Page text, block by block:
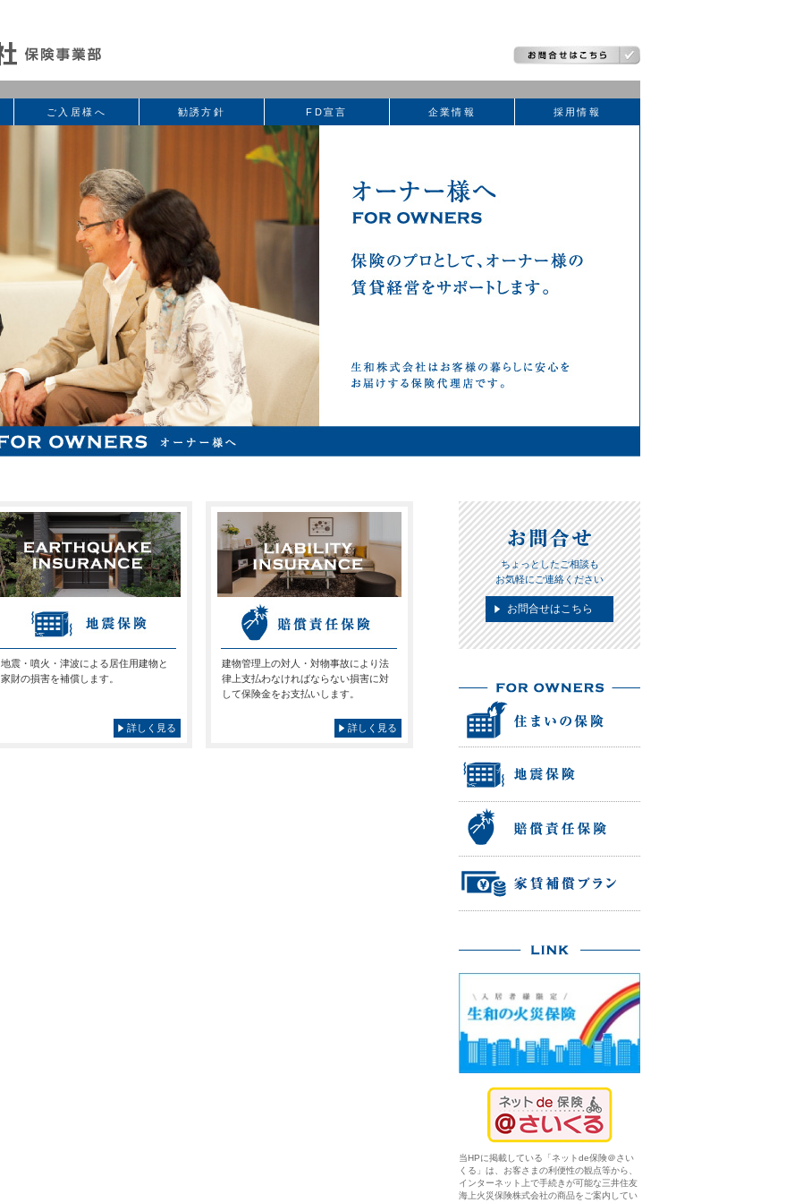
ご入居様へ 勧誘方針 FD宣言 企業情報 採用情報
地震・噴火・津波による居住用建物と
家財の損害を補償します。
詳しく見る
建物管理上の対人・対物事故により法
律上支払わなければならない損害に対
して保険金をお支払いします。
詳しく見る
ちょっとしたご相談も
お気軽にご連絡ください
お問合せはこちら
当HPに掲載している「ネットde保険＠さい
くる」は、お客さまの利便性の観点等から、
インターネット上で手続きが可能な三井住友
海上火災保険株式会社の商品をご案内してい